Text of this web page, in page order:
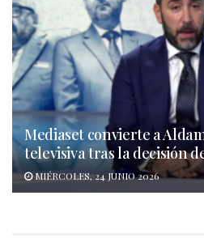
Mediaset convierte a
televisiva tras la decisión
MIÉRCOLES, 24 JUNIO 2026